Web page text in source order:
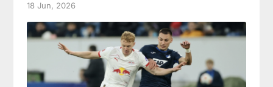
18 Jun, 2026